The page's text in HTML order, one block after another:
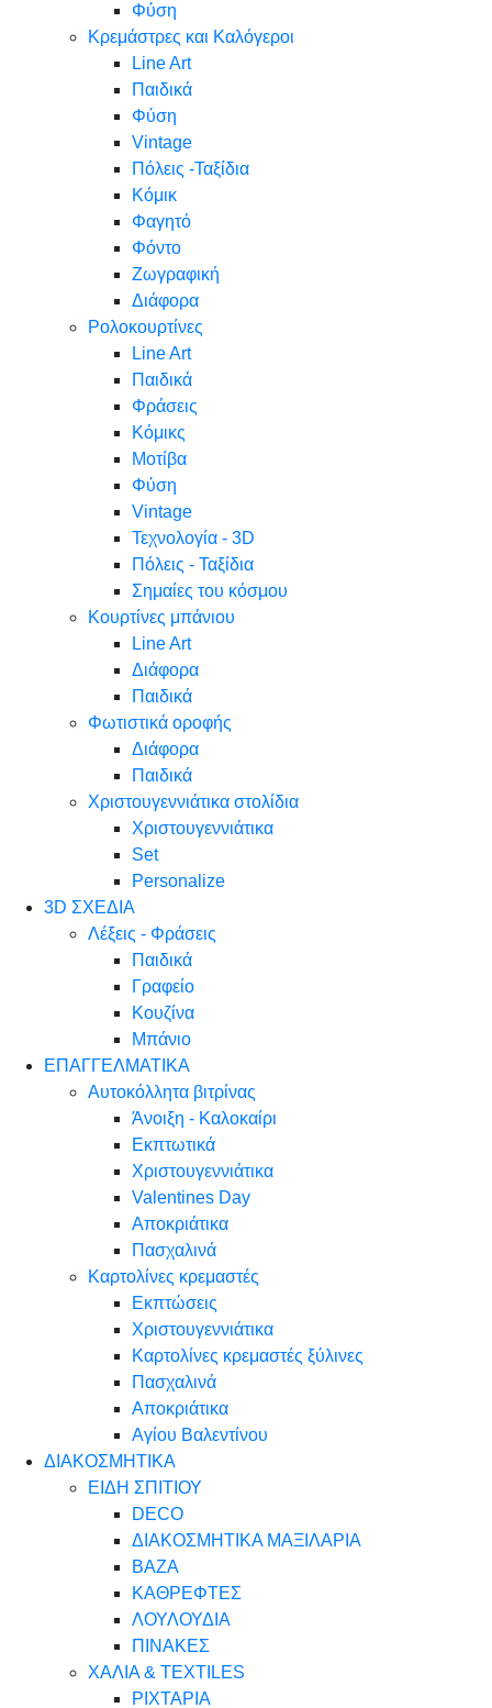
Φύση
Κρεμάστρες και Καλόγεροι
Line Art
Παιδικά
Φύση
Vintage
Πόλεις -Ταξίδια
Κόμικ
Φαγητό
Φόντο
Ζωγραφική
Διάφορα
Ρολοκουρτίνες
Line Art
Παιδικά
Φράσεις
Κόμικς
Μοτίβα
Φύση
Vintage
Τεχνολογία - 3D
Πόλεις - Ταξίδια
Σημαίες του κόσμου
Κουρτίνες μπάνιου
Line Art
Διάφορα
Παιδικά
Φωτιστικά οροφής
Διάφορα
Παιδικά
Χριστουγεννιάτικα στολίδια
Χριστουγεννιάτικα
Set
Personalize
3D ΣΧΕΔΙΑ
Λέξεις - Φράσεις
Παιδικά
Γραφείο
Κουζίνα
Μπάνιο
ΕΠΑΓΓΕΛΜΑΤΙΚΑ
Αυτοκόλλητα βιτρίνας
Άνοιξη - Καλοκαίρι
Εκπτωτικά
Χριστουγεννιάτικα
Valentines Day
Αποκριάτικα
Πασχαλινά
Καρτολίνες κρεμαστές
Εκπτώσεις
Χριστουγεννιάτικα
Καρτολίνες κρεμαστές ξύλινες
Πασχαλινά
Αποκριάτικα
Αγίου Βαλεντίνου
ΔΙΑΚΟΣΜΗΤΙΚΑ
ΕΙΔΗ ΣΠΙΤΙΟΥ
DECO
ΔΙΑΚΟΣΜΗΤΙΚΑ ΜΑΞΙΛΑΡΙΑ
ΒΑΖΑ
ΚΑΘΡΕΦΤΕΣ
ΛΟΥΛΟΥΔΙΑ
ΠΙΝΑΚΕΣ
ΧΑΛΙΑ & TEXTILES
ΡΙΧΤΑΡΙΑ